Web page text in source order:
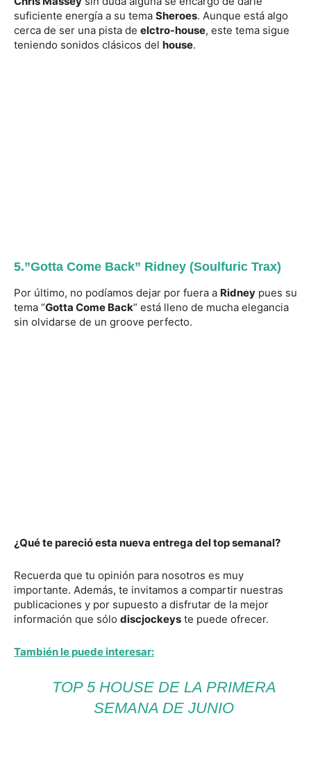
suficiente energía a su tema Sheroes. Aunque está algo
cerca de ser una pista de elctro-house, este tema sigue
teniendo sonidos clásicos del house.
5.”Gotta Come Back” Ridney (Soulfuric Trax)
Por último, no podíamos dejar por fuera a Ridney pues su
tema “Gotta Come Back” está lleno de mucha elegancia
sin olvidarse de un groove perfecto.
¿Qué te pareció esta nueva entrega del top semanal?
Recuerda que tu opinión para nosotros es muy
importante. Además, te invitamos a compartir nuestras
publicaciones y por supuesto a disfrutar de la mejor
información que sólo discjockeys te puede ofrecer.
También le puede interesar:
TOP 5 HOUSE DE LA PRIMERA
SEMANA DE JUNIO